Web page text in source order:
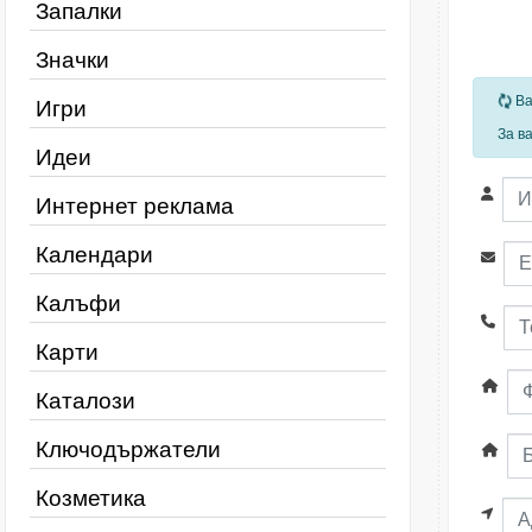
Запалки
Значки
Игри
Идеи
Интернет реклама
Календари
Калъфи
Карти
Каталози
Ключодържатели
Козметика
За